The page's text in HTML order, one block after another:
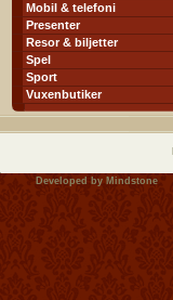
Mobil & telefoni
Presenter
Resor & biljetter
Spel
Sport
Vuxenbutiker
Developed by Mindstone